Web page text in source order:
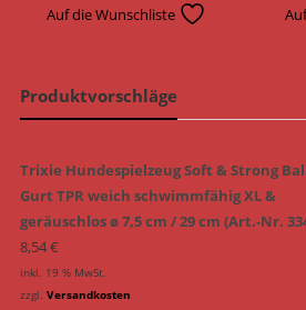
Auf die Wunschliste
Produktvorschläge
Trixie Hundespielzeug Soft & Strong
Gurt TPR weich schwimmfähig XL &
geräuschlos ø 7,5 cm / 29 cm (Art.-Nr.
8,54€
inkl. 19 % MwSt.
zzgl. Versandkosten